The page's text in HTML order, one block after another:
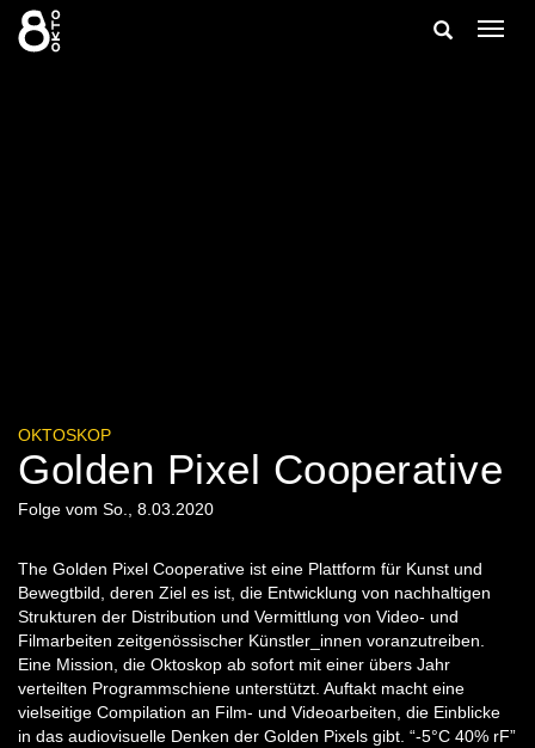
Zum
Inhalt
springen
Suche
OKTOSKOP
Golden Pixel Cooperative
Folge vom So., 8.03.2020
The Golden Pixel Cooperative ist eine Plattform für Kunst und
Bewegtbild, deren Ziel es ist, die Entwicklung von nachhaltigen
Strukturen der Distribution und Vermittlung von Video- und
Filmarbeiten zeitgenössischer Künstler_innen voranzutreiben.
Eine Mission, die Oktoskop ab sofort mit einer übers Jahr
verteilten Programmschiene unterstützt. Auftakt macht eine
vielseitige Compilation an Film- und Videoarbeiten, die Einblicke
in das audiovisuelle Denken der Golden Pixels gibt. “-5°C 40% rF”